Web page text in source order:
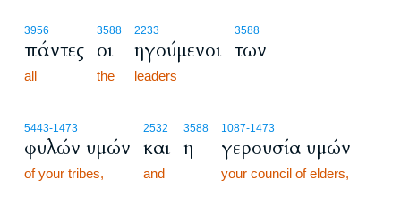
3956
πάντες
all
3588
οι
the
2233
ηγούμενοι
leaders
3588
των
5443-1473
φυλών υμών
of your tribes,
2532
και
and
3588
η
1087-1473
γερουσία υμών
your council of elders,